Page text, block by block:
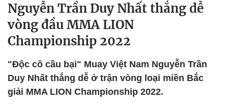
Nguyễn Trần Duy Nhất thắng dễ
vòng đầu MMA LION
Championship 2022
"Độc cô cầu bại" Muay Việt Nam Nguyễn Trần
Duy Nhất thắng dễ ở trận vòng loại miền Bắc
giải MMA LION Championship 2022.